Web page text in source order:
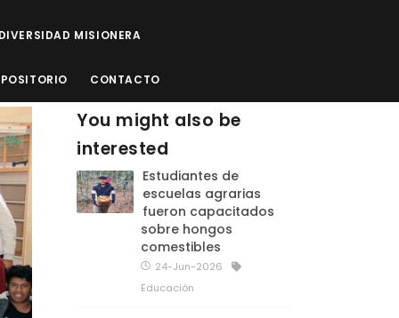
MISIONERA
CONTACTO
You might also be
interested
Estudiantes de
escuelas agrarias
fueron capacitados
sobre hongos
comestibles
24-Jun-2026
Educación